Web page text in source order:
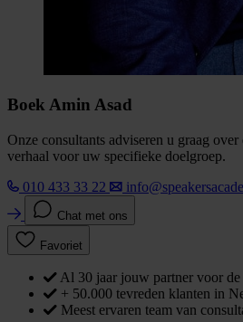
Boek Amin Asad
Onze consultants adviseren u graag
verhaal voor uw specifieke doelgroep.
010 433 33 22
Chat met ons
Favoriet
Al 30 jaar jouw partner voor de
+ 50.000 tevreden klanten in
Meest ervaren team van